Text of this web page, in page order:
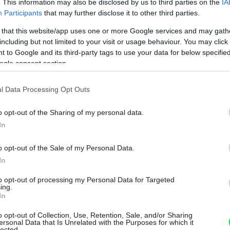
This information may also be disclosed by us to third parties on the
Participants that may further disclose it to other third parties.
that this website/app uses one or more Google services and may
but not limited to your visit or usage behaviour. You may
to Google and its third-party tags to use your data for below
consent section.
Data Processing Opt Outs
opt-out of the Sharing of my personal data.
opt-out of the Sale of my Personal Data.
opt-out of processing my Personal Data for Targeted
opt-out of Collection, Use, Retention, Sale, and/or Sharing
Data that Is Unrelated with the Purposes for which it
pretože sa teplo a žiarenie
a žalúzie sú pritom chránené pred
zrážky, atď.).
z domu teplo, ktoré sa tam
alebo ktoré vyrobili domáce
najúspornejším riešením je
vrtov.
vykurovanie a tiež na prípravu teplej
voda, odoberajúce teplo zo zemných
sezóny o teplote +2°C až +15°C je
Vrt sa v režime chladenia
zdrojom tepla pre tepelné čerpadlo a